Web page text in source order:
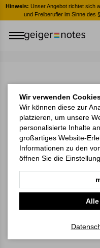
Hinweis: Unser Angebot richtet sich
und Freiberufler im Sinne des
Wir verwenden
Wir können diese zur
platzieren, um unsere
personalisierte Inhalte
großartiges Website-
Informationen zu den
öffnen Sie die
Alle